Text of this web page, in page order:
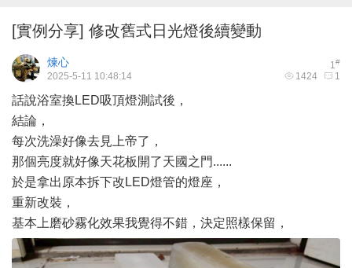
[實例分享] 修改舊式日光燈後續變動
1#
煉心
1424 1
2025-5-11 10:48:14
話說浴室換LED吸頂燈測試後，
結論，
每次洗澡好像去見上帝了，
那個亮度就好像天花板開了天國之門......
於是拿出原本拆下改LED燈管的燈座，
重新改裝，
基本上磨砂霧化效果我覺得不錯，決定照樣保留，